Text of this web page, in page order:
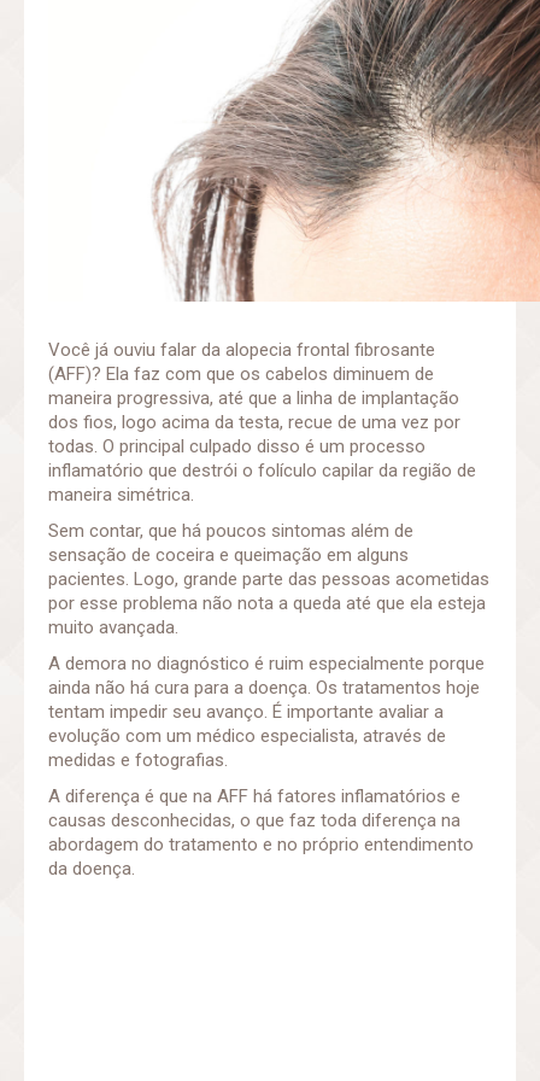
Você já ouviu falar da alopecia frontal fibrosante
(AFF)? Ela faz com que os cabelos diminuem de
maneira progressiva, até que a linha de implantação
dos fios, logo acima da testa, recue de uma vez por
todas. O principal culpado disso é um processo
inflamatório que destrói o folículo capilar da região de
maneira simétrica.
Sem contar, que há poucos sintomas além de
sensação de coceira e queimação em alguns
pacientes. Logo, grande parte das pessoas acometidas
por esse problema não nota a queda até que ela esteja
muito avançada.
A demora no diagnóstico é ruim especialmente porque
ainda não há cura para a doença. Os tratamentos hoje
tentam impedir seu avanço. É importante avaliar a
evolução com um médico especialista, através de
medidas e fotografias.
A diferença é que na AFF há fatores inflamatórios e
causas desconhecidas, o que faz toda diferença na
abordagem do tratamento e no próprio entendimento
da doença.